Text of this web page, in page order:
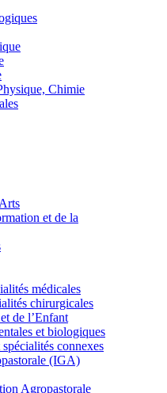
Chimie
et de la
médicales
chirurgicales
de l’Enfant
et biologiques
connexes
(IGA)
Agropastorale